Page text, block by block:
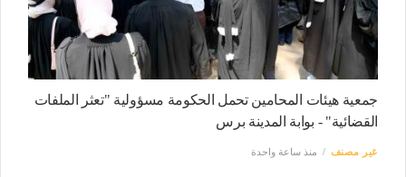
جمعية هيئات المحامين تحمل الحكومة مسؤولية "تعثر الملفات
القضائية" - بوابة المدينة برس
غير مصنف منذ ساعة واحدة